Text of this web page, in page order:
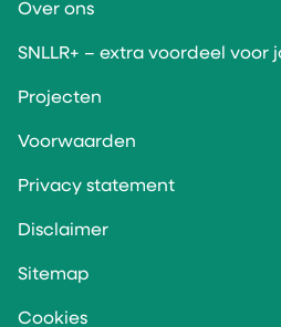
Over ons
SNLLR+ – extra voordeel
Projecten
Voorwaarden
Privacy statement
Disclaimer
Sitemap
Cookies